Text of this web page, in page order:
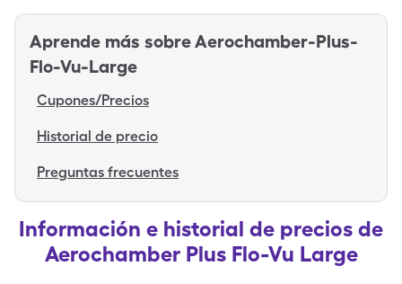
Aprende más sobreAerochamber-Plus-
Flo-Vu-Large
Cupones/Precios
Historial de precio
Preguntas frecuentes
Información e historial de precios de
Aerochamber Plus Flo-Vu Large